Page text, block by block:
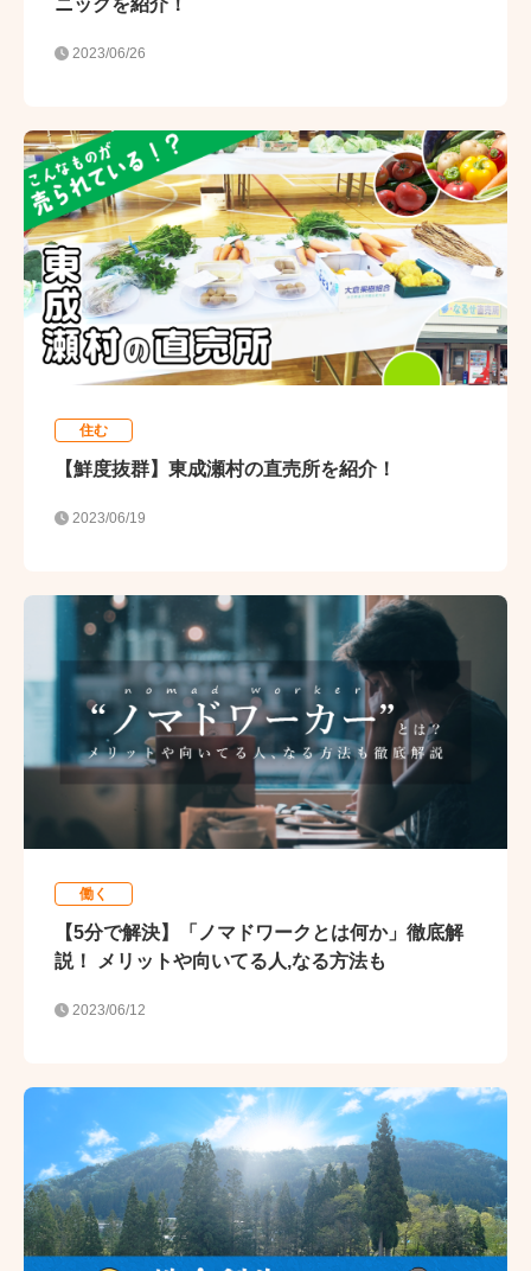
ニックを紹介！
2023/06/26
住む
【鮮度抜群】東成瀬村の直売所を紹介！
2023/06/19
働く
【5分で解決】「ノマドワークとは何か」徹底解
説！ メリットや向いてる人,なる方法も
2023/06/12